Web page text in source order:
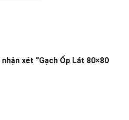
xét “Gạch Ốp Lát 80×80